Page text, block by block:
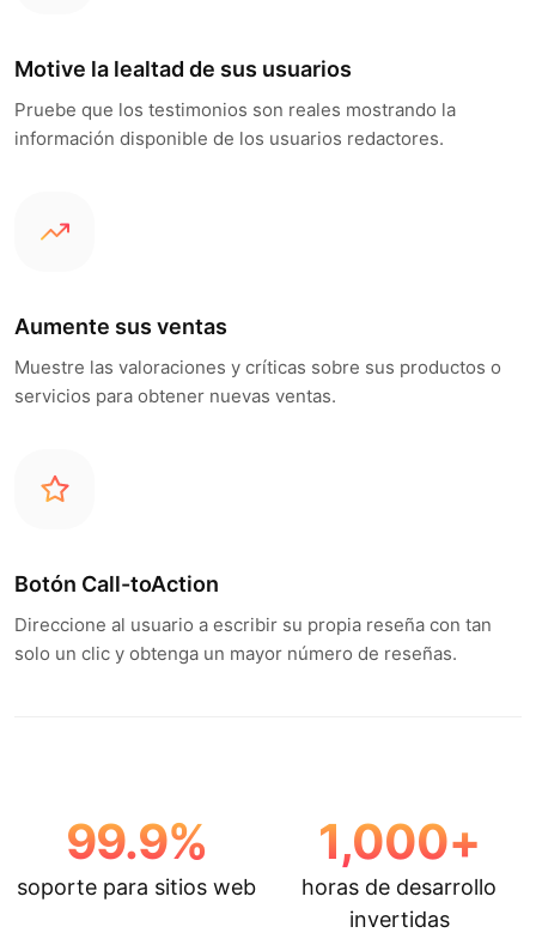
Motive la lealtad de sus usuarios
Pruebe que los testimonios son reales mostrando la
información disponible de los usuarios redactores.
Aumente sus ventas
Muestre las valoraciones y críticas sobre sus productos o
servicios para obtener nuevas ventas.
Botón Call-toAction
Direccione al usuario a escribir su propia reseña con tan
solo un clic y obtenga un mayor número de reseñas.
99.9%
soporte para sitios web
1,000+
horas de desarrollo
invertidas